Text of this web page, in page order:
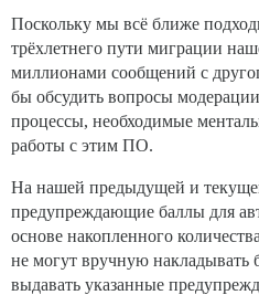
Поскольку мы всё ближе
трёхлетнего пути миграции
миллионами сообщений с
бы обсудить вопросы
процессы, необходимые
работы с этим ПО.
На нашей предыдущей и
предупреждающие баллы для
основе накопленного
не могут вручную накладывать
выдавать указанные